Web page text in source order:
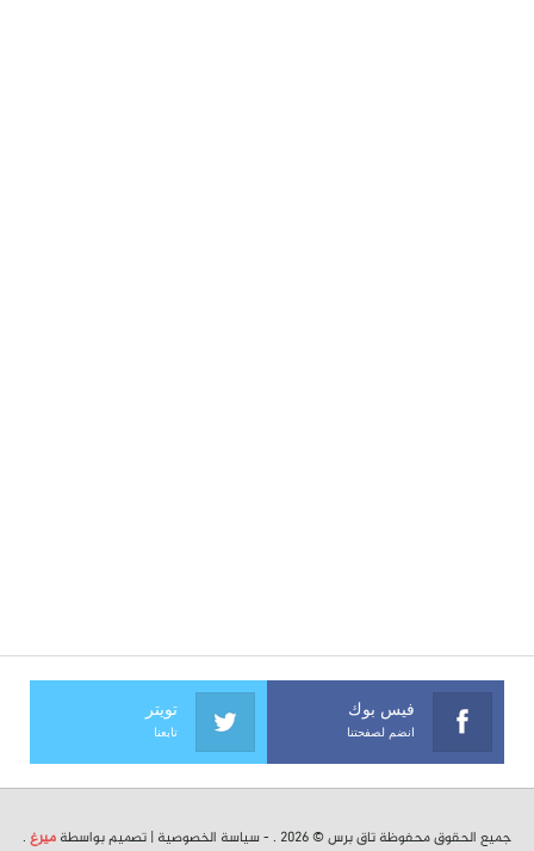
فيس بوك
انضم لصفحتنا
تويتر
تابعنا
جميع الحقوق محفوظة تاق برس © 2026 . - سياسة الخصوصية | تصميم بواسطة ميرغ .